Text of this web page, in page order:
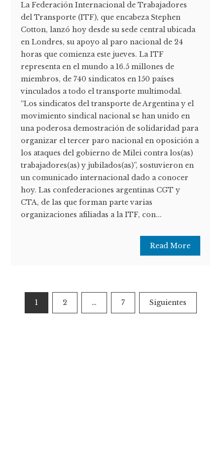
La Federación Internacional de Trabajadores
del Transporte (ITF), que encabeza Stephen
Cotton, lanzó hoy desde su sede central ubicada
en Londres, su apoyo al paro nacional de 24
horas que comienza este jueves. La ITF
representa en el mundo a 16.5 millones de
miembros, de 740 sindicatos en 150 países
vinculados a todo el transporte multimodal.
“Los sindicatos del transporte de Argentina y el
movimiento sindical nacional se han unido en
una poderosa demostración de solidaridad para
organizar el tercer paro nacional en oposición a
los ataques del gobierno de Milei contra los(as)
trabajadores(as) y jubilados(as)”, sostuvieron en
un comunicado internacional dado a conocer
hoy. Las confederaciones argentinas CGT y
CTA, de las que forman parte varias
organizaciones afiliadas a la ITF, con...
Read More
Paginación
de
1 2 … 7 Siguientes